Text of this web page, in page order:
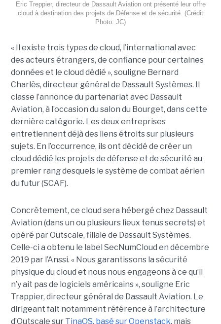
Eric Treppier, directeur de Dassault Aviation ont présenté leur offre
cloud à destination des projets de Défense et de sécurité. (Crédit
Photo: JC)
« Il existe trois types de cloud, l’international avec
des acteurs étrangers, de confiance pour certaines
données et le cloud dédié », souligne Bernard
Charlès, directeur général de Dassault Systèmes. Il
classe l’annonce du partenariat avec Dassault
Aviation, à l’occasion du salon du Bourget, dans cette
dernière catégorie. Les deux entreprises
entretiennent déjà des liens étroits sur plusieurs
sujets. En l’occurrence, ils ont décidé de créer un
cloud dédié les projets de défense et de sécurité au
premier rang desquels le système de combat aérien
du futur (SCAF).
Concrètement, ce cloud sera hébergé chez Dassault
Aviation (dans un ou plusieurs lieux tenus secrets) et
opéré par Outscale, filiale de Dassault Systèmes.
Celle-ci a obtenu le label SecNumCloud en décembre
2019 par l’Anssi. « Nous garantissons la sécurité
physique du cloud et nous nous engageons à ce qu’il
n’y ait pas de logiciels américains », souligne Eric
Trappier, directeur général de Dassault Aviation. Le
dirigeant fait notamment référence à l’architecture
d’Outscale sur TinaOS, basé sur Openstack, mais